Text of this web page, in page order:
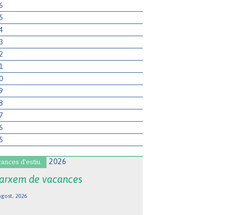
d'estiu.
de vacances
2026